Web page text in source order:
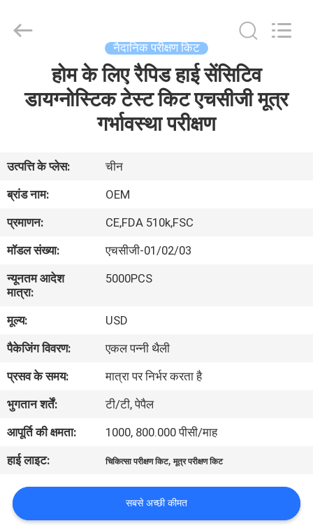
हमारे
बारे
में
कारखाना
भ्रमण
गुणवत्ता
नियंत्रण
संपर्क
करें
समाचार
एक
PRODUCTS
CO.,LTD(WUHAN
नैदानिक ​​परीक्षण किट
होम के लिए रैपिड हाई सेंसिटिव
डायग्नोस्टिक टेस्ट किट एचसीजी मूत्र
गर्भावस्था परीक्षण
उत्पत्ति के प्लेस:
चीन
ब्रांड नाम:
OEM
प्रमाणन:
CE,FDA 510k,FSC
मॉडल संख्या:
एचसीजी-01/02/03
न्यूनतम आदेश
मात्रा:
5000PCS
मूल्य:
USD
पैकेजिंग विवरण:
एकल पन्नी थैली
प्रसव के समय:
मात्रा पर निर्भर करता है
भुगतान शर्तें:
टी/टी, पेपैल
आपूर्ति की क्षमता:
1000, 800.000 पीसी/माह
हाई लाइट:
चिकित्सा परीक्षण किट,मूत्र परीक्षण किट
सबसे अच्छी कीमत